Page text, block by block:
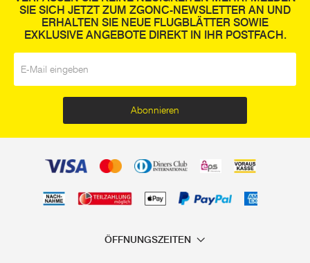
SIE SICH JETZT ZUM ZGONC-NEWSLETTER AN UND
ERHALTEN SIE NEUE FLUGBLÄTTER SOWIE
EXKLUSIVE ANGEBOTE DIREKT IN IHR POSTFACH.
Abonnieren
ÖFFNUNGSZEITEN